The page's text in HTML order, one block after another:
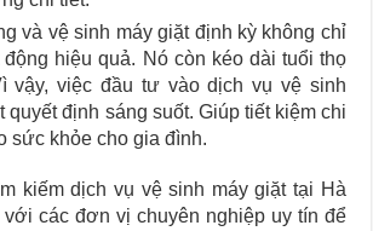
và vệ sinh máy giặt định kỳ không chỉ
hiệu quả. Nó còn kéo dài tuổi thọ
vậy, việc đầu tư vào dịch vụ vệ sinh
quyết định sáng suốt. Giúp tiết kiệm chi
sức khỏe cho gia đình.
kiếm dịch vụ vệ sinh máy giặt tại Hà
với các đơn vị chuyên nghiệp uy tín để